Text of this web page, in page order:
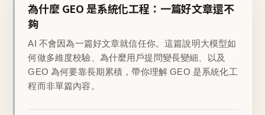
為什麼 GEO 是系統化工程：一篇好文章還不
夠
AI 不會因為一篇好文章就信任你。這篇說明大模型如
何做多維度校驗、為什麼用戶提問變長變細、以及
GEO 為何要靠長期累積，帶你理解 GEO 是系統化工
程而非單篇內容。